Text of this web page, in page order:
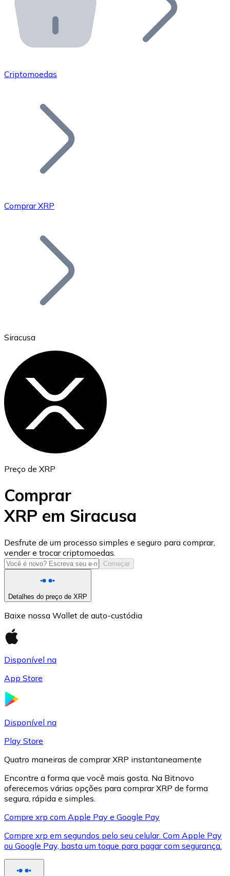
API Bitnovo
Integre nossa API no seu ecossistema.
Junte-se à nossa rede de revendedores e comercialize
Adicione o token do seu projeto ao nosso serviço de
Bitcoin
Ethereum
USD Coin
USDC
XRP
XRP
Criptomoedas
Comprar XRP
Siracusa
Preço de XRP
Comprar
XRP em Siracusa
Desfrute de um processo simples e seguro para comprar,
vender e trocar criptomoedas.
Começar
Detalhes do preço de XRP
Baixe nossa Wallet de auto-custódia
Disponível na
App Store
Disponível na
Play Store
Quatro maneiras de comprar XRP instantaneamente
Encontre a forma que você mais gosta. Na Bitnovo
oferecemos várias opções para comprar XRP de forma
segura, rápida e simples.
Compre xrp com Apple Pay e Google Pay
Compre xrp em segundos pelo seu celular. Com Apple Pay
ou Google Pay, basta um toque para pagar com segurança.